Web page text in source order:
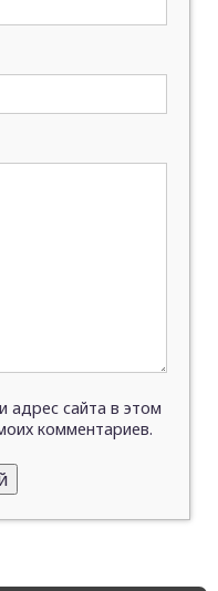
адрес сайта в этом
комментариев.